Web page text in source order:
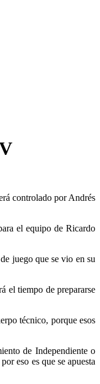
controlado por Andrés
el equipo de Ricardo
juego que se vio en su
el tiempo de prepararse
técnico, porque esos
de Independiente o
eso es que se apuesta